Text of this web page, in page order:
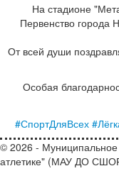
На стадионе
Первенство города
От всей души
Особая
#СпортДляВсех
© 2026 - Муниципальное
атлетике" (МАУ ДО СШОР